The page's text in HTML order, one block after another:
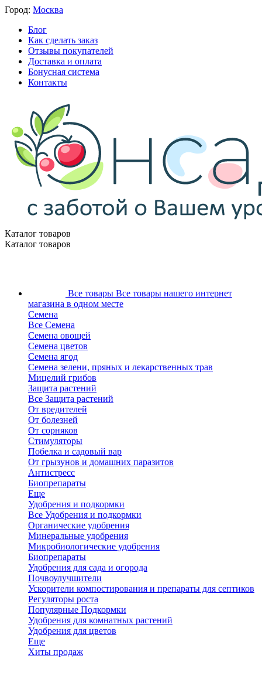
Город: Москва
Блог
Как сделать заказ
Отзывы покупателей
Доставка и оплата
Бонусная система
Контакты
Каталог товаров
Каталог товаров
Все товары Все товары нашего интернет
магазина в одном месте
Семена
Все Семена
Семена овощей
Семена цветов
Семена ягод
Семена зелени, пряных и лекарственных трав
Мицелий грибов
Защита растений
Все Защита растений
От вредителей
От болезней
От сорняков
Стимуляторы
Побелка и садовый вар
От грызунов и домашних паразитов
Антистресс
Биопрепараты
Еще
Удобрения и подкормки
Все Удобрения и подкормки
Органические удобрения
Минеральные удобрения
Микробиологические удобрения
Биопрепараты
Удобрения для сада и огорода
Почвоулучшители
Ускорители компостирования и препараты для септиков
Регуляторы роста
Популярные Подкормки
Удобрения для комнатных растений
Удобрения для цветов
Еще
Хиты продаж